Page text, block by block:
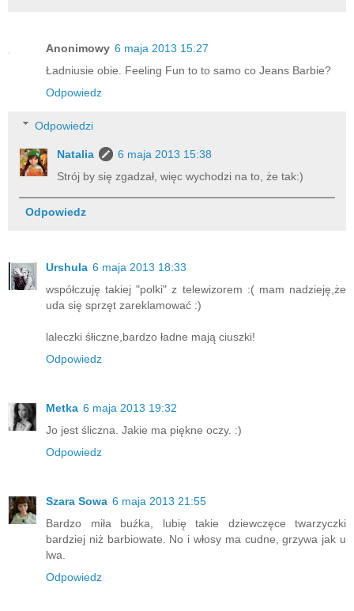
Anonimowy 6 maja 2013 15:27
Ładniusie obie. Feeling Fun to to samo co Jeans Barbie?
Odpowiedz
Odpowiedzi
Natalia
6 maja 2013 15:38
Strój by się zgadzał, więc wychodzi na to, że tak:)
Odpowiedz
Urshula 6 maja 2013 18:33
współczuję takiej "polki" z telewizorem :( mam nadzieję,że
uda się sprzęt zareklamować :)
laleczki śłiczne,bardzo ładne mają ciuszki!
Odpowiedz
Metka 6 maja 2013 19:32
Jo jest śliczna. Jakie ma piękne oczy. :)
Odpowiedz
Szara Sowa 6 maja 2013 21:55
Bardzo miła buźka, lubię takie dziewczęce twarzyczki
bardziej niż barbiowate. No i włosy ma cudne, grzywa jak u
lwa.
Odpowiedz